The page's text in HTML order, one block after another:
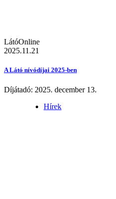
LátóOnline
2025.11.21
A Látó nívódíjai 2025-ben
Díjátadó: 2025. december 13.
Hírek